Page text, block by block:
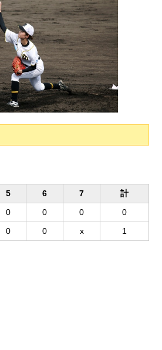
5 6 7
計
0 0 0
0
0 0 x 1